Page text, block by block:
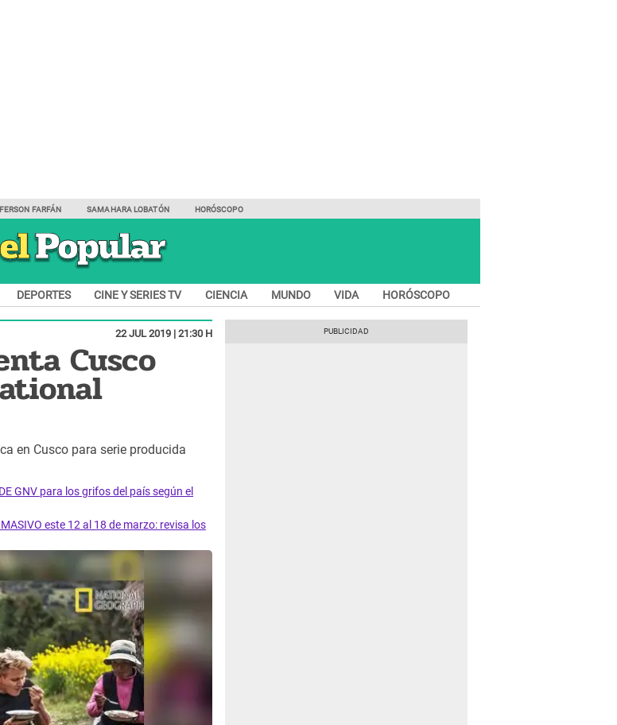
FARFÁN SAMAHARA LOBATÓN HORÓSCOPO
DEPORTES CINE Y SERIES TV CIENCIA MUNDO VIDA HORÓSCOPO
22 JUL 2019 | 21:30 H
Cusco
en Cusco para serie producida
GNV para los grifos del país según el
este 12 al 18 de marzo: revisa los